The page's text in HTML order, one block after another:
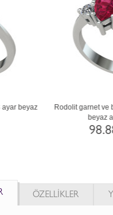
8 ayar
Garnet ve
ÖZELLİKLER